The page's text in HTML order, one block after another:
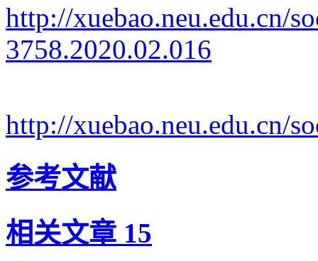
http://xuebao.neu.edu.cn/
3758.2020.02.016
http://xuebao.neu.edu.cn/
参考文献
相关文章 15